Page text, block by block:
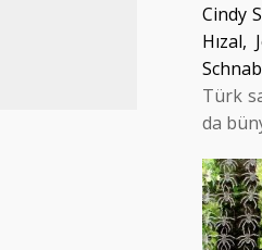
Cindy
Türk
da